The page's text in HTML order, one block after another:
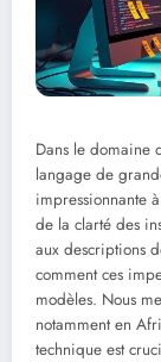
Dans le domaine
langage de
impressionnante
de la clarté des
aux descriptions
comment ces
modèles. Nous
notamment en
technique est